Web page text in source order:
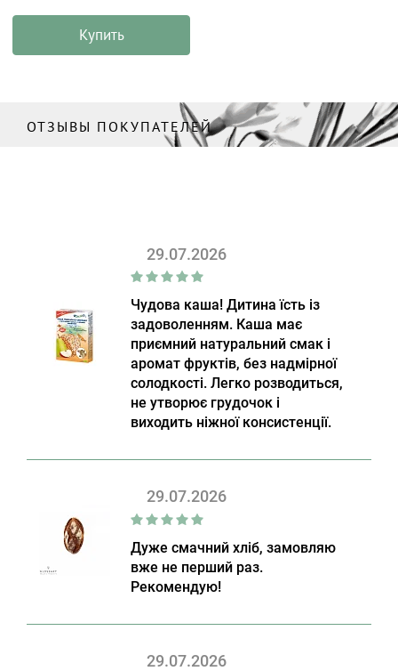
Купить
ОТЗЫВЫ ПОКУПАТЕЛЕЙ
29.07.2026
Чудова каша! Дитина їсть із
задоволенням. Каша має
приємний натуральний смак і
аромат фруктів, без надмірної
солодкості. Легко розводиться,
не утворює грудочок і
виходить ніжної консистенції.
29.07.2026
Дуже смачний хліб, замовляю
вже не перший раз.
Рекомендую!
29.07.2026